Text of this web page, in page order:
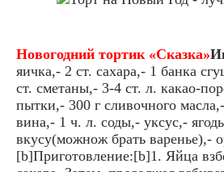
Новогодний тортик «Сказка»
яичка,- 2 ст. сахара,- 1 банка
ст. сметаны,- 3-4 ст. л. какао-
пытки,- 300 г сливочного
вина,- 1 ч. л. соды,- уксус,-
вкусу(можнож брать варенье),-
[b]Приготовление:[b]1. Яйца